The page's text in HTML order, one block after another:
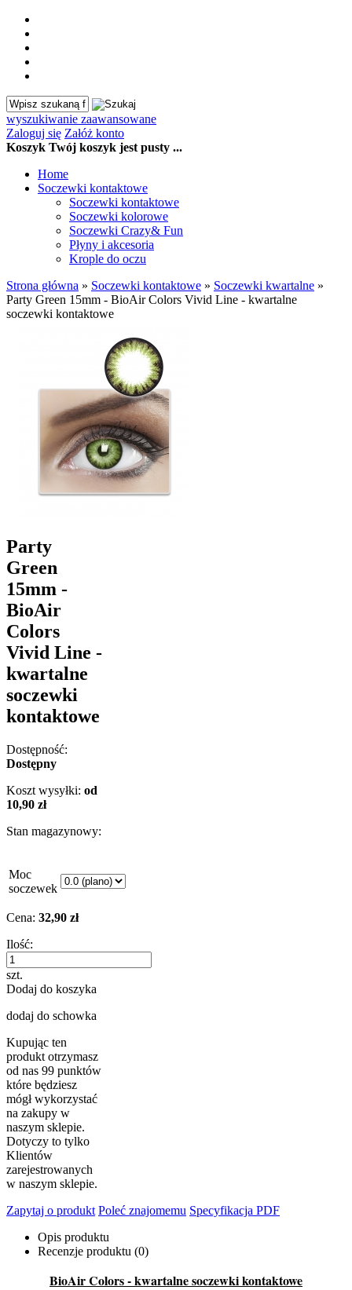
wyszukiwanie zaawansowane
Zaloguj się Załóż konto
Koszyk Twój koszyk jest pusty ...
Home
Soczewki kontaktowe
Soczewki kontaktowe
Soczewki kolorowe
Soczewki Crazy& Fun
Płyny i akcesoria
Krople do oczu
Strona główna » Soczewki kontaktowe » Soczewki kwartalne »
Party Green 15mm - BioAir Colors Vivid Line - kwartalne
soczewki kontaktowe
Party
Green
15mm -
BioAir
Colors
Vivid Line -
kwartalne
soczewki
kontaktowe
Dostępność:
Dostępny
Koszt wysyłki: od
10,90 zł
Stan magazynowy:
Moc
soczewek
Cena: 32,90 zł
Ilość:
szt.
Dodaj do koszyka
dodaj do schowka
Kupując ten
produkt otrzymasz
od nas 99 punktów
które będziesz
mógł wykorzystać
na zakupy w
naszym sklepie.
Dotyczy to tylko
Klientów
zarejestrowanych
w naszym sklepie.
Zapytaj o produkt Poleć znajomemu Specyfikacja PDF
Opis produktu
Recenzje produktu (0)
BioAir Colors - kwartalne soczewki kontaktowe